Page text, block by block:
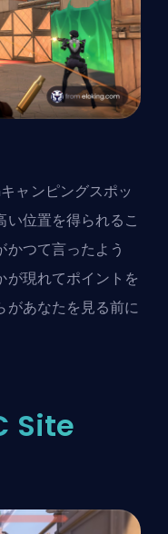
ャンピングスポッ
い位置を得られるこ
つて言ったよう
が現れてポイントを
があなたを見る前に
Site